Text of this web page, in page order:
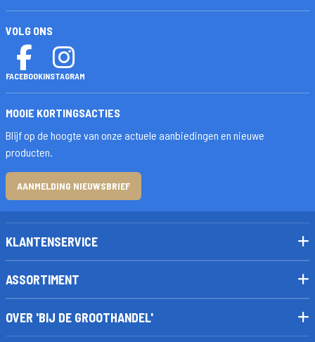
VOLG ONS
FACEBOOKINSTAGRAM
MOOIE KORTINGSACTIES
Blijf op de hoogte van onze actuele aanbiedingen en nieuwe
producten.
AANMELDING NIEUWSBRIEF
KLANTENSERVICE
ASSORTIMENT
OVER 'BIJ DE GROOTHANDEL'